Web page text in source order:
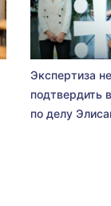
Экспертиза
подтвердить
по делу